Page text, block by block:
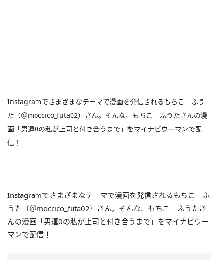
Instagramでさまざまなテーマで漫画を発信されるもちこ ふう
た（＠moccico_futa02）さん。そんな、もちこ ふうたさんの漫
画「男運0の私が上司と付き合うまで」をマイナビウーマンで配
信！
Instagramでさまざまなテーマで漫画を発信されるもちこ ふ
うた（＠moccico_futa02）さん。そんな、もちこ ふうたさ
んの漫画「男運0の私が上司と付き合うまで」をマイナビウー
マンで配信！